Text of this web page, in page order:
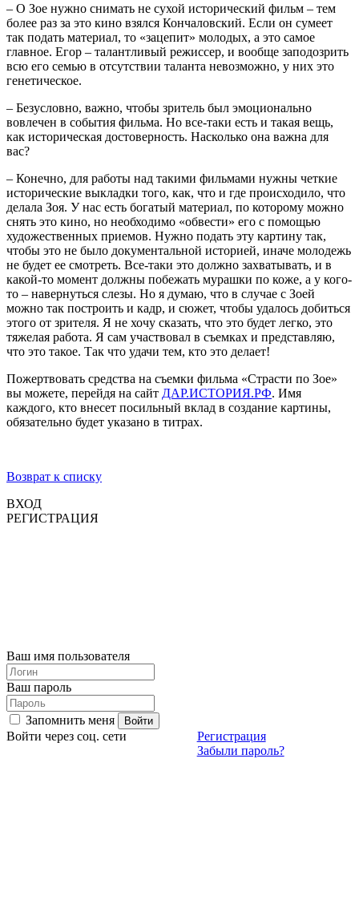
– О Зое нужно снимать не сухой исторический фильм – тем
более раз за это кино взялся Кончаловский. Если он сумеет
так подать материал, то «зацепит» молодых, а это самое
главное. Егор – талантливый режиссер, и вообще заподозрить
всю его семью в отсутствии таланта невозможно, у них это
генетическое.
– Безусловно, важно, чтобы зритель был эмоционально
вовлечен в события фильма. Но все-таки есть и такая вещь,
как историческая достоверность. Насколько она важна для
вас?
– Конечно, для работы над такими фильмами нужны четкие
исторические выкладки того, как, что и где происходило, что
делала Зоя. У нас есть богатый материал, по которому можно
снять это кино, но необходимо «обвести» его с помощью
художественных приемов. Нужно подать эту картину так,
чтобы это не было документальной историей, иначе молодежь
не будет ее смотреть. Все-таки это должно захватывать, и в
какой-то момент должны побежать мурашки по коже, а у кого-
то – навернуться слезы. Но я думаю, что в случае с Зоей
можно так построить и кадр, и сюжет, чтобы удалось добиться
этого от зрителя. Я не хочу сказать, что это будет легко, это
тяжелая работа. Я сам участвовал в съемках и представляю,
что это такое. Так что удачи тем, кто это делает!
Пожертвовать средства на съемки фильма «Страсти по Зое»
вы можете, перейдя на сайт ДАР.ИСТОРИЯ.РФ. Имя
каждого, кто внесет посильный вклад в создание картины,
обязательно будет указано в титрах.
Возврат к списку
ВХОД
РЕГИСТРАЦИЯ
Ваш имя пользователя
Ваш пароль
Запомнить меня
Регистрация
Забыли пароль?
Войти через соц. сети